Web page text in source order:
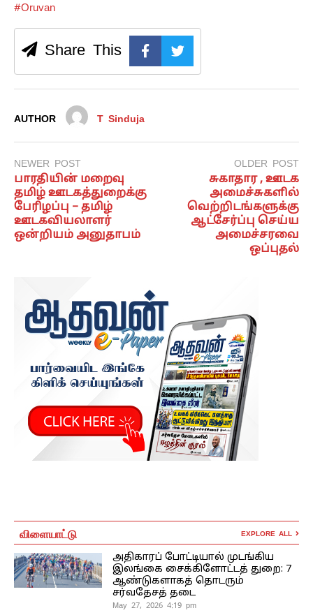
#Oruvan
Share This
AUTHOR T Sinduja
NEWER POST
பாரதியின் மறைவு
தமிழ் ஊடகத்துறைக்கு
பேரிழப்பு – தமிழ்
ஊடகவியலாளர்
ஒன்றியம் அனுதாபம்
OLDER POST
சுகாதார , ஊடக
அமைச்சுகளில்
வெற்றிடங்களுக்கு
ஆட்சேர்ப்பு செய்ய
அமைச்சரவை
ஒப்புதல்
விளையாட்டு EXPLORE ALL
அதிகாரப் போட்டியால் முடங்கிய
இலங்கை சைக்கிளோட்டத் துறை: 7
ஆண்டுகளாகத் தொடரும்
சர்வதேசத் தடை
May 27, 2026 4:19 pm